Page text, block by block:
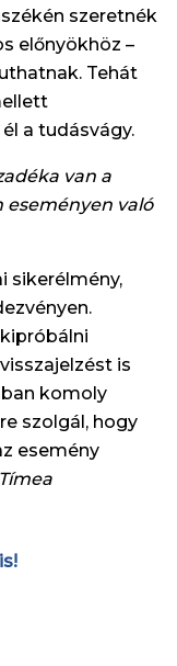
szeretnék
előnyökhöz –
Tehát
a tudásvágy.
van a
való
sikerélmény,
is
komoly
szolgál, hogy
esemény